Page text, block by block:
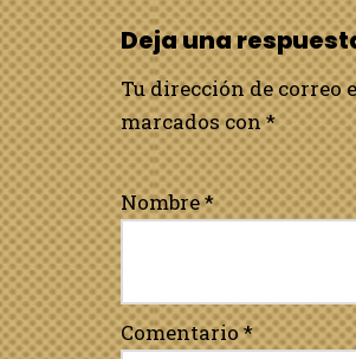
Deja una
Tu dirección de correo
marcados con*
Nombre*
Comentario*